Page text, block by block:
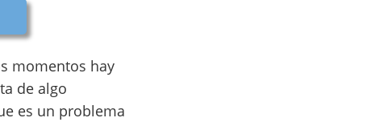
momentos hay
de algo
es un problema